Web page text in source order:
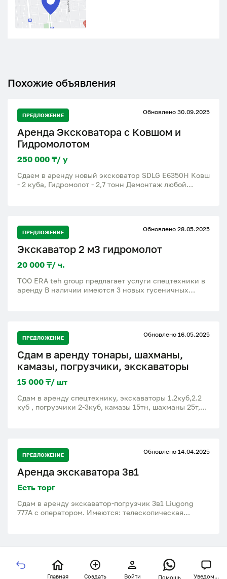
Похожие объявления
ПРЕДЛОЖЕНИЕ Обновлено 30.09.2025
Аренда Эксковатора с Ковшом и
Гидромолотом
250 000 ₸/ у
Сдаем в аренду новый эксковатор SDLG E6350H Ковш
- 2 куба, Гидромолот - 2,7 тонн Демонтаж любой
для незамедлительной замены между ковшом и
гидромолотом. Цена договорная, работает как за
наличный так и по безналичному расчету со всей
документацией. Сдаем на длительный период.
ПРЕДЛОЖЕНИЕ Обновлено 28.05.2025
Экскаватор 2 м3 гидромолот
20 000 ₸/ ч.
ТОО ERA teh group предлагает услуги спецтехники в
аренду В наличии имеются 3 новых гусеничных
возможна работа в 2 смены с НДС/ без НДС
наличный/без наличный расчет
ПРЕДЛОЖЕНИЕ Обновлено 16.05.2025
Сдам в аренду тонары, шахманы,
камазы, погрузчики, экскаваторы
15 000 ₸/ шт
Сдам в аренду спецтехнику, экскаваторы 1.2куб,2.2
куб , погрузчики 2-3куб, камазы 15тн, шахманы 25т,
ПРЕДЛОЖЕНИЕ Обновлено 14.04.2025
Аренда экскаватора 3в1
Есть торг
Сдам в аренду экскаватор-погрузчик 3в1 Liugong
777A с оператором. Имеются: телескопическая
по городу Астана и по ближайшим городам.
Рассмотрим краткосрочную и долгосрочную аренду.
Принимаем любую форму оплаты. Цена договорная.
Главная Создать Войти Помощь Уведом...